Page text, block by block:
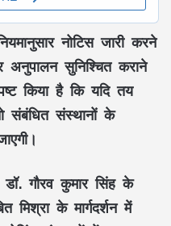
नोटिस जारी करने
अनुपालन सुनिश्चित कराने
किया है कि यदि तय
संबंधित संस्थानों के
गौरव कुमार सिंह के
के मार्गदर्शन में